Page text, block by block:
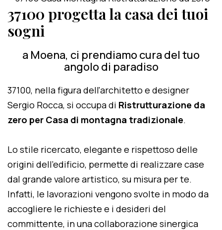
37100 progetta la casa dei tuoi
sogni
a Moena, ci prendiamo cura del tuo
angolo di paradiso
37100, nella figura dell'architetto e designer
Sergio Rocca, si occupa di Ristrutturazione da
zero per Casa di montagna tradizionale.
Lo stile ricercato, elegante e rispettoso delle
origini dell'edificio, permette di realizzare case
dal grande valore artistico, su misura per te.
Infatti, le lavorazioni vengono svolte in modo da
accogliere le richieste e i desideri del
committente, in una collaborazione sinergica